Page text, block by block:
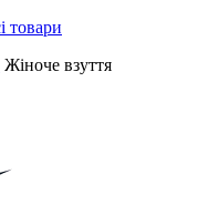
Жіноче взуття